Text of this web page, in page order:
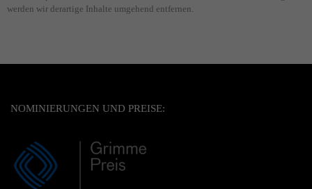
werden wir derartige Inhalte umgehend entfernen.
NOMINIERUNGEN UND PREISE: